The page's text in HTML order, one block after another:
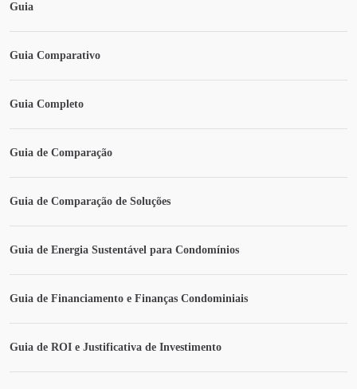
Guia
Guia Comparativo
Guia Completo
Guia de Comparação
Guia de Comparação de Soluções
Guia de Energia Sustentável para Condomínios
Guia de Financiamento e Finanças Condominiais
Guia de ROI e Justificativa de Investimento